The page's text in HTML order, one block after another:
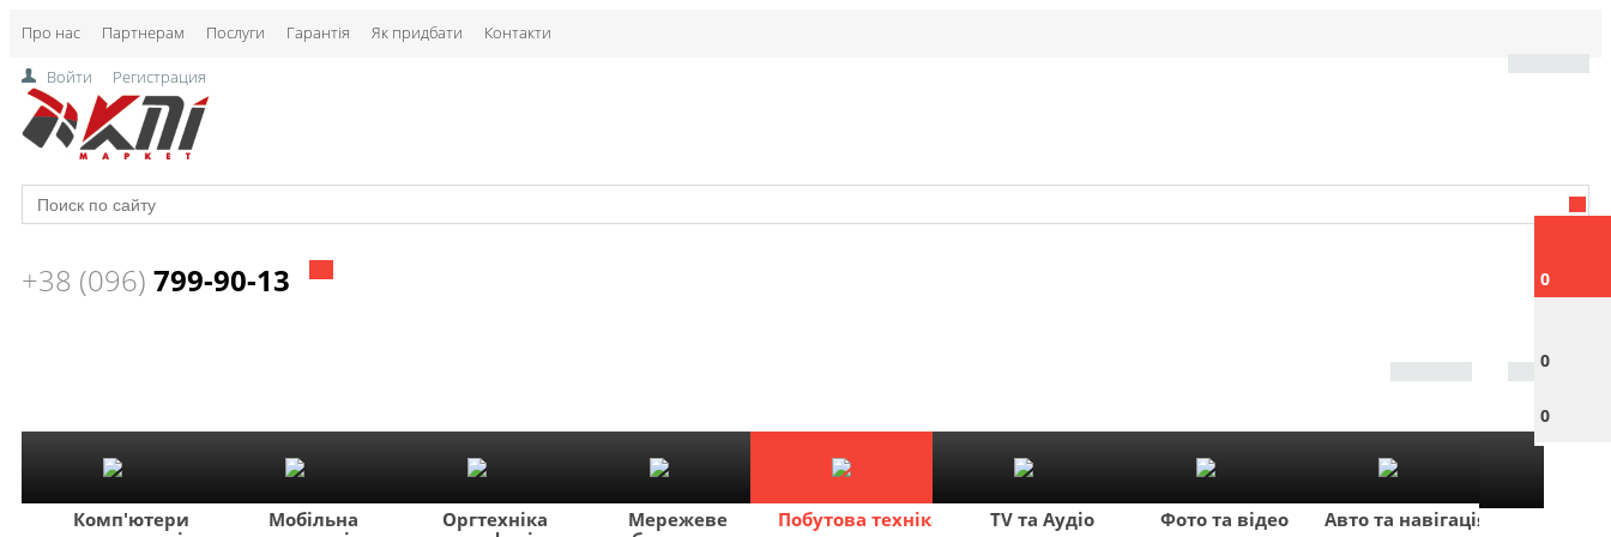
Про нас Партнерам Послуги Гарантія Як придбати Контакти
0
0
0
Войти Регистрация
+38 (096) 799-90-13
Комп'ютери
Мобільна
Оргтехніка
Мережеве
Побутова техніка TV та Аудіо Фото та відео Авто та навігація